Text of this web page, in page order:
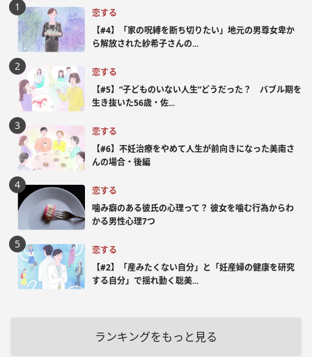
恋する
【#4】「家の呪縛を断ち切りたい」地元の男尊女卑か
ら解放された紗希子さんの...
恋する
【#5】“子どものいない人生”どうだった？ バブル期を
生き抜いた56歳・佐...
恋する
【#6】不妊治療をやめて人生が前向きになった美南さ
んの場合・後編
恋する
噛み癖のある彼氏の心理って？ 彼女を噛む行為からわ
かる男性心理7つ
恋する
【#2】「産みたくない自分」と「妊産婦の健康を研究
する自分」で揺れ動く聡美...
ランキングをもっと見る